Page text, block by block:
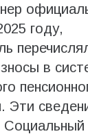
году,
в
Эти